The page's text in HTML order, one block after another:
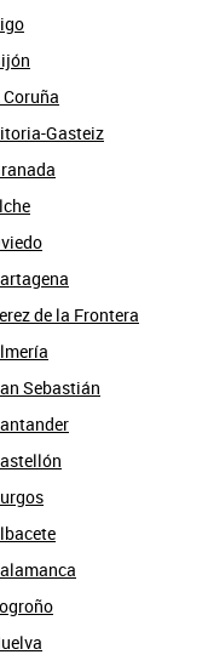
Gasteiz
de la Frontera
Sebastián